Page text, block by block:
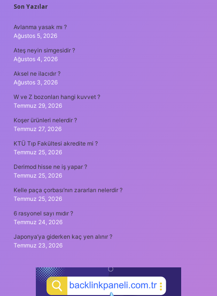
SIDEBAR
Son Yazılar
Avlanma yasak mı ?
Ağustos 5, 2026
Ateş neyin simgesidir ?
Ağustos 4, 2026
Aksel ne ilacıdır ?
Ağustos 3, 2026
W ve Z bozonları hangi kuvvet ?
Temmuz 29, 2026
Koşer ürünleri nelerdir ?
Temmuz 27, 2026
KTÜ Tıp Fakültesi akredite mi ?
Temmuz 25, 2026
Derimod hisse ne iş yapar ?
Temmuz 25, 2026
Kelle paça çorbası’nın zararları nelerdir ?
Temmuz 25, 2026
6 rasyonel sayı mıdır ?
Temmuz 24, 2026
Japonya’ya giderken kaç yen alınır ?
Temmuz 23, 2026